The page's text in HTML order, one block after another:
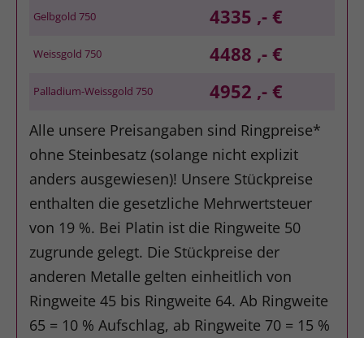
Gelbgold 750 4335 ,- €
Weissgold 750 4488 ,- €
Palladium-Weissgold 750 4952 ,- €
Alle unsere Preisangaben sind Ringpreise*
ohne Steinbesatz (solange nicht explizit
anders ausgewiesen)! Unsere Stückpreise
enthalten die gesetzliche Mehrwertsteuer
von 19 %. Bei Platin ist die Ringweite 50
zugrunde gelegt. Die Stückpreise der
anderen Metalle gelten einheitlich von
Ringweite 45 bis Ringweite 64. Ab Ringweite
65 = 10 % Aufschlag, ab Ringweite 70 = 15 %